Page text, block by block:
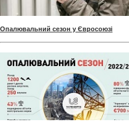
Опалювальний сезон у Євросоюзі